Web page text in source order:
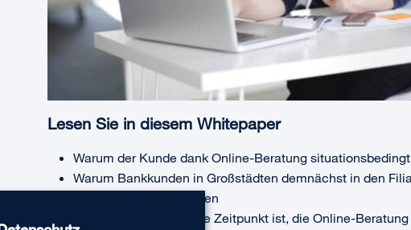
Lesen Sie in diesem Whitepaper
Warum der Kunde dank Online-Beratung
Warum Bankkunden in Großstädten demnächst in den
Snacks genießen können
der richtige Zeitpunkt ist, die Online-